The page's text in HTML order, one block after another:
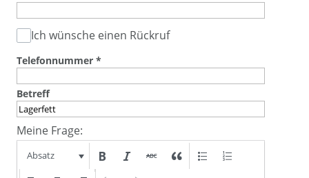
Ich wünsche einen Rückruf
Telefonnummer *
Betreff
Meine Frage:
Absatz